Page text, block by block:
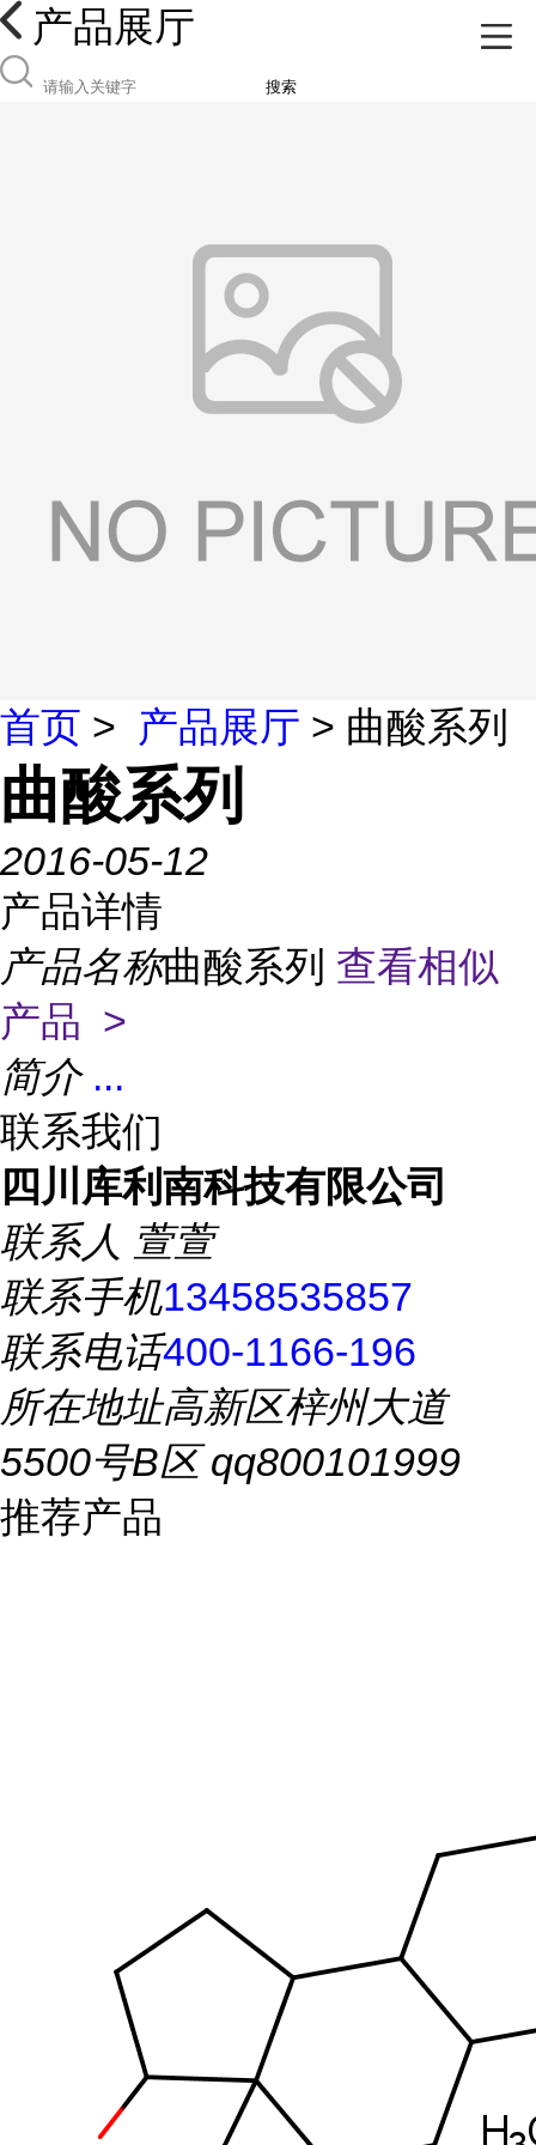
产品展厅
搜索
首页 > 产品展厅 > 曲酸系列
曲酸系列
2016-05-12
产品详情
产品名称曲酸系列 查看相似
产品 >
简介 ...
联系我们
四川库利南科技有限公司
联系人 萱萱
联系手机13458535857
联系电话400-1166-196
所在地址高新区梓州大道
5500号B区 qq800101999
推荐产品